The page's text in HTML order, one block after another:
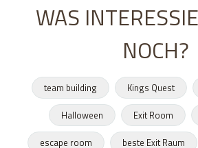
WAS
NOCH?
team building Kings Quest
Halloween
Exit Room
escape room
beste Exit Raum